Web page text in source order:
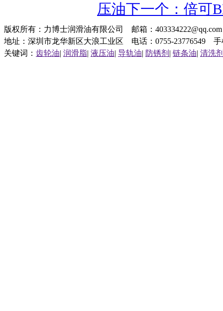
压油下一个：倍可
版权所有：力博士润滑油有限公司 邮箱：
地址：深圳市龙华新区大浪工业区 电话：0755-23776549 手
关键词： 齿轮油| 润滑脂| 液压油| 导轨油| 防锈剂 | 链条油| 清洗